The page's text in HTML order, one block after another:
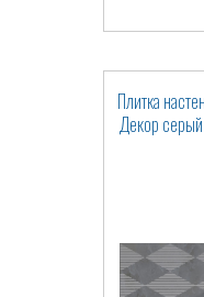
Плитка
Декор